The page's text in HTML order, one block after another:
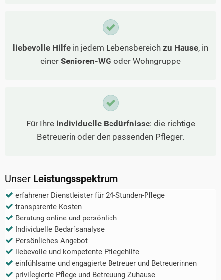
liebevolle Hilfe in jedem Lebensbereich zu Hause, in
einer Senioren-WG oder Wohngruppe
Für Ihre individuelle Bedürfnisse: die richtige
Betreuerin oder den passenden Pfleger.
Unser Leistungsspektrum
erfahrener Dienstleister für 24-Stunden-Pflege
transparente Kosten
Beratung online und persönlich
Individuelle Bedarfsanalyse
Persönliches Angebot
liebevolle und kompetente Pflegehilfe
einfühlsame und engagierte Betreuer und Betreuerinnen
privilegierte Pflege und Betreuung Zuhause